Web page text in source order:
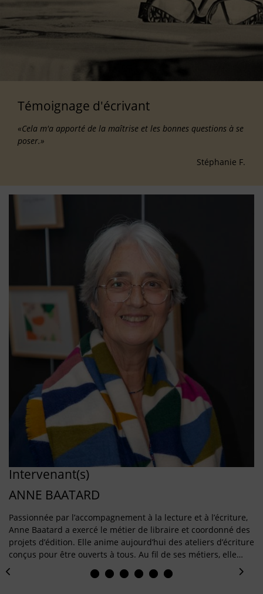
Témoignage d'écrivant
«Cela m'a apporté de la maîtrise et les bonnes questions à se
poser.»
Stéphanie F.
Intervenant(s)
ANNE BAATARD
Passionnée par l’accompagnement à la lecture et à l’écriture,
Anne Baatard a exercé le métier de libraire et coordonné des
projets d’édition. Elle anime aujourd’hui des ateliers d’écriture
conçus pour être ouverts à tous. Au fil de ses métiers, elle…